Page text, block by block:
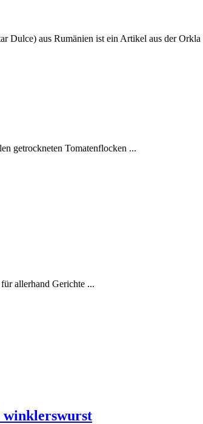
Dulce) aus Rumänien ist ein Artikel aus der
getrockneten Tomatenflocken ...
allerhand Gerichte ...
winklerswurst